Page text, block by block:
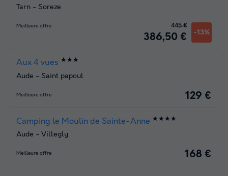
Tarn - Soreze
Meilleure offre
386,50 € -13%
445 €
Aux 4 vues ★★★
Aude - Saint papoul
Meilleure offre 129 €
Camping le Moulin de Sainte-Anne ★★★★
Aude - Villegly
Meilleure offre 168 €